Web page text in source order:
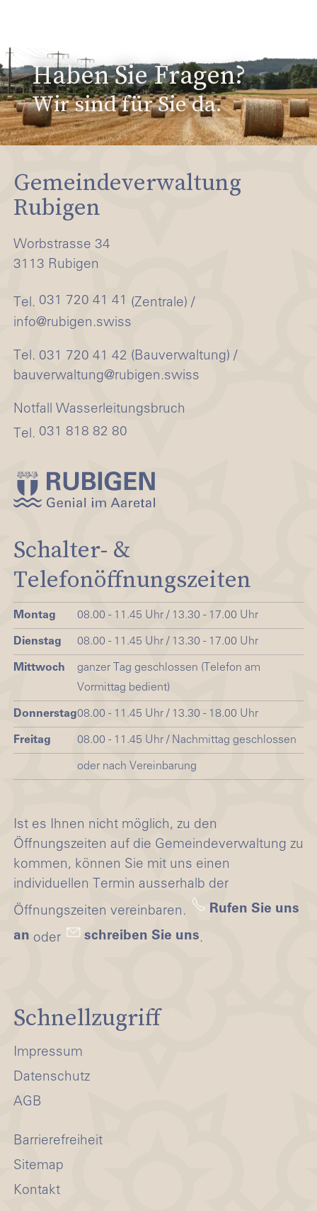
Haben Sie Fragen?
Wir sind für Sie da.
Gemeindeverwaltung
Rubigen
Worbstrasse 34
3113 Rubigen
Tel. 031 720 41 41 (Zentrale) /
info@rubigen.swiss
Tel. 031 720 41 42 (Bauverwaltung) /
bauverwaltung@rubigen.swiss
Notfall Wasserleitungsbruch
Tel. 031 818 82 80
Schalter- &
Telefonöffnungszeiten
Montag 08.00 - 11.45 Uhr / 13.30 - 17.00 Uhr
Dienstag 08.00 - 11.45 Uhr / 13.30 - 17.00 Uhr
Mittwoch
ganzer Tag geschlossen (Telefon am
Vormittag bedient)
Donnerstag08.00 - 11.45 Uhr / 13.30 - 18.00 Uhr
Freitag 08.00 - 11.45 Uhr / Nachmittag geschlossen
oder nach Vereinbarung
Ist es Ihnen nicht möglich, zu den
Öffnungszeiten auf die Gemeindeverwaltung zu
kommen, können Sie mit uns einen
individuellen Termin ausserhalb der
Öffnungszeiten vereinbaren.
Rufen Sie uns
an oder schreiben Sie uns.
Schnellzugriff
Impressum
Datenschutz
AGB
Barrierefreiheit
Sitemap
Kontakt